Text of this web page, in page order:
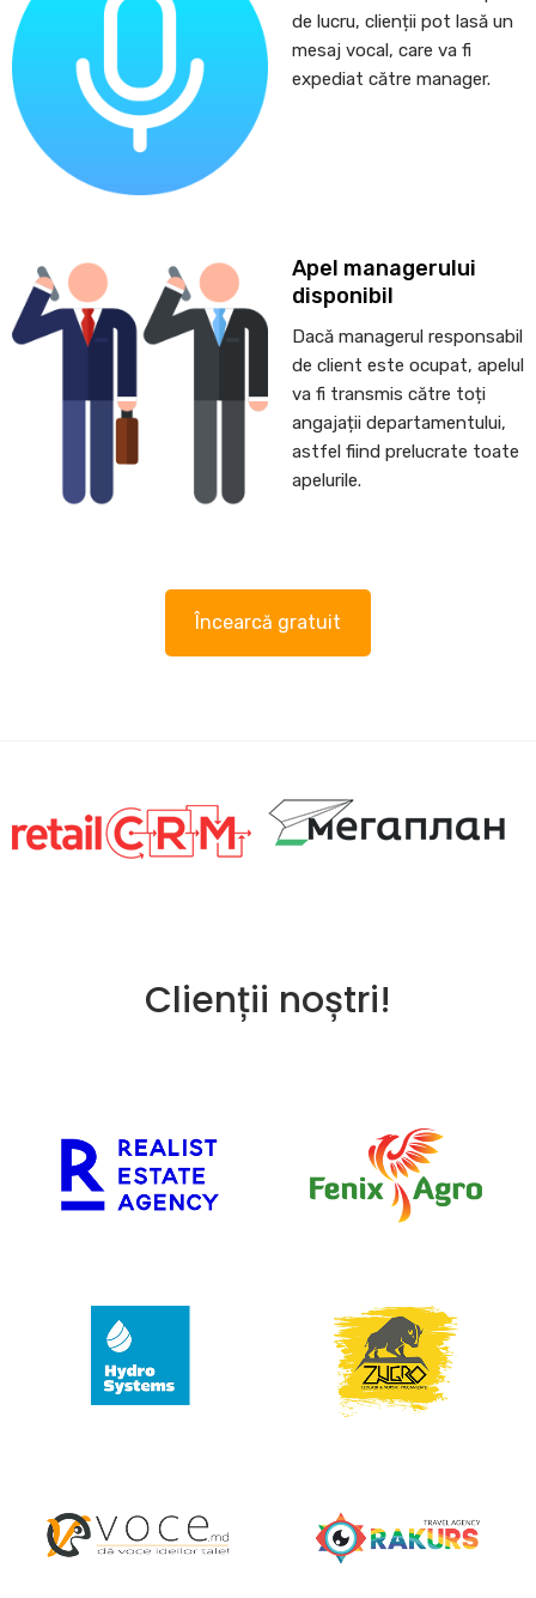
de lucru, clienții pot lasă un
mesaj vocal, care va fi
expediat către manager.
Apel managerului
disponibil
Dacă managerul responsabil
de client este ocupat, apelul
va fi transmis către toți
angajații departamentului,
astfel fiind prelucrate toate
apelurile.
Încearcă gratuit
Clienții noștri!